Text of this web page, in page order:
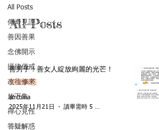
All Posts
傳奇見證
善因善果
念佛開示
攝律儀戒
改往修來
放下集
禪心見性
答疑解惑
All Posts
善男子！善女人綻放絢麗的光芒！
答疑解惑
amtbma
2025年11月21日
讀畢需時 5 分鐘